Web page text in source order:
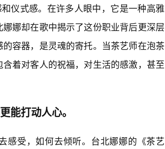
仪式感。在许多人眼中，它是一种高雅
娜却在歌中揭示了这份职业背后更深层
容器，是灵魂的寄托。当茶艺师在泡茶
着对客人的祝福，对生活的感激，甚至
能打动人心。
感受，如何去倾听。台北娜娜的《茶艺